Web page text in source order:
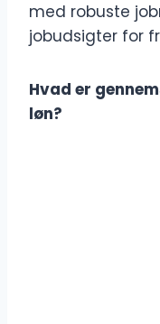
med robuste
jobudsigter for
Hvad er
løn?